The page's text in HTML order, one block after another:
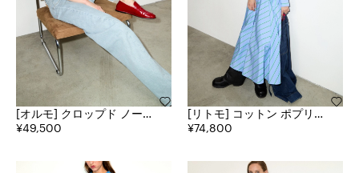
[オルモ] クロップド ノース
リーブ ポプリン シャツ
¥49,500
[リトモ] コットン ポプリン
シャツ ドレス
¥74,800